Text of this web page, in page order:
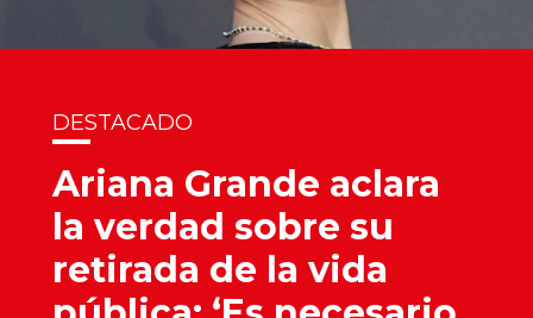
DESTACADO
Ariana Grande aclara
la verdad sobre su
retirada de la vida